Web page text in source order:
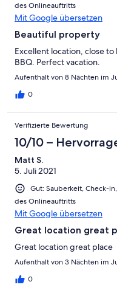
des Onlineauftritts
Mit Google übersetzen
Beautiful property
Excellent location, close
BBQ. Perfect vacation.
Aufenthalt von 8 Nächten im
0
Verifizierte Bewertung
10/10 –
Matt S.
5. Juli 2021
Gut: Sauberkeit, Check-
des Onlineauftritts
Mit Google übersetzen
Great location great
Great location great place
Aufenthalt von 3 Nächten im
0